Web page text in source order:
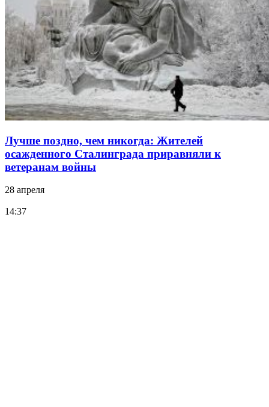
Лучше поздно, чем никогда: Жителей
осажденного Сталинграда приравняли к
ветеранам войны
28 апреля
14:37